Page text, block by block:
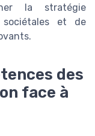
la stratégie
et de
des
face à